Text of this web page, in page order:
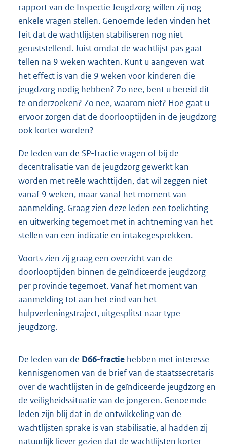
rapport van de Inspectie Jeugdzorg willen zij nog
enkele vragen stellen. Genoemde leden vinden het
feit dat de wachtlijsten stabiliseren nog niet
geruststellend. Juist omdat de wachtlijst pas gaat
tellen na 9 weken wachten. Kunt u aangeven wat
het effect is van die 9 weken voor kinderen die
jeugdzorg nodig hebben? Zo nee, bent u bereid dit
te onderzoeken? Zo nee, waarom niet? Hoe gaat u
ervoor zorgen dat de doorlooptijden in de jeugdzorg
ook korter worden?
De leden van de SP-fractie vragen of bij de
decentralisatie van de jeugdzorg gewerkt kan
worden met reële wachttijden, dat wil zeggen niet
vanaf 9 weken, maar vanaf het moment van
aanmelding. Graag zien deze leden een toelichting
en uitwerking tegemoet met in achtneming van het
stellen van een indicatie en intakegesprekken.
Voorts zien zij graag een overzicht van de
doorlooptijden binnen de geïndiceerde jeugdzorg
per provincie tegemoet. Vanaf het moment van
aanmelding tot aan het eind van het
hulpverleningstraject, uitgesplitst naar type
jeugdzorg.
De leden van de D66-fractie hebben met interesse
kennisgenomen van de brief van de staatssecretaris
over de wachtlijsten in de geïndiceerde jeugdzorg en
de veiligheidssituatie van de jongeren. Genoemde
leden zijn blij dat in de ontwikkeling van de
wachtlijsten sprake is van stabilisatie, al hadden zij
natuurlijk liever gezien dat de wachtlijsten korter